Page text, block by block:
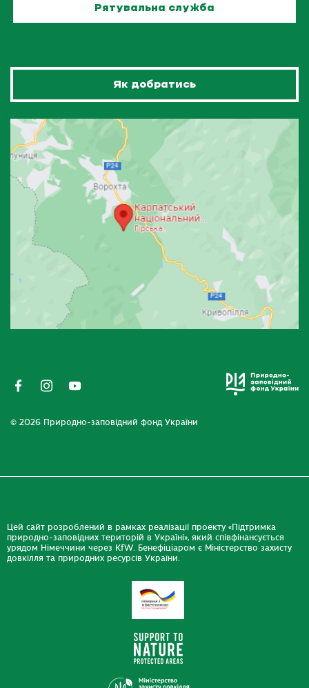
Рятувальна служба
Як добратись
© 2026 Природно-заповідний фонд України
Цей сайт розроблений в рамках реалізації проекту «Підтримка
природно-заповідних територій в Україні», який співфінансується
урядом Німеччини через KfW. Бенефіціаром є Міністерство захисту
довкілля та природних ресурсів України.